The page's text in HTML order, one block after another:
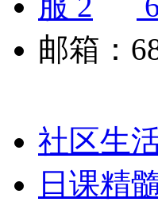
邮箱：
社区生
日课精